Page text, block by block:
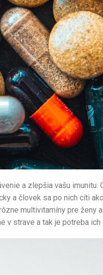
a zlepšia vašu imunitu.
a človek sa po nich cíti
multivitamíny pre ženy
v strave a tak je potreba